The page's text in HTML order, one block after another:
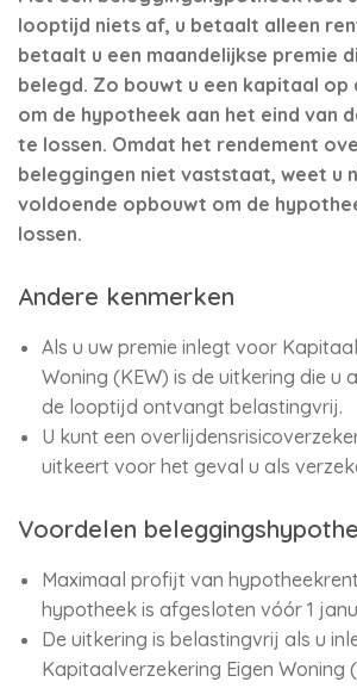
looptijd niets af, u betaalt alleen
betaalt u een maandelijkse premie
belegd. Zo bouwt u een kapitaal op
om de hypotheek aan het eind van
te lossen. Omdat het rendement
beleggingen niet vaststaat, weet u
voldoende opbouwt om de
lossen.
Andere kenmerken
Als u uw premie inlegt voor
Woning (KEW) is de uitkering die u
de looptijd ontvangt belastingvrij.
U kunt een
uitkeert voor het geval u als
Voordelen
Maximaal profijt van
hypotheek is afgesloten vóór 1
De uitkering is belastingvrij als u
Kapitaalverzekering Eigen Woning